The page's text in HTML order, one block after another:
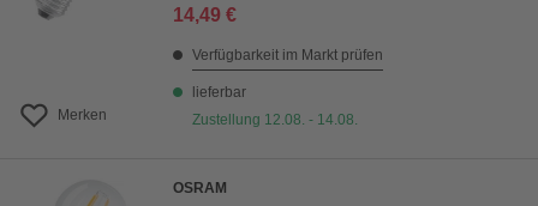
Merken
14,49 €
Verfügbarkeit im Markt prüfen
lieferbar
Zustellung 12.08. - 14.08.
OSRAM